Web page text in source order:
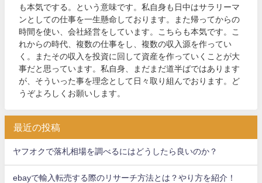
も本気でする。という意味です。私自身も日中はサラリーマ
ンとしての仕事を一生懸命しております。また帰ってからの
時間を使い、会社経営をしています。こちらも本気です。こ
れからの時代、複数の仕事をし、複数の収入源を作ってい
く。またその収入を投資に回して資産を作っていくことが大
事だと思っています。私自身、まだまだ道半ばではあります
が、そういった事を理念として日々取り組んでおります。ど
うぞよろしくお願いします。
最近の投稿
ヤフオクで落札相場を調べるにはどうしたら良いのか？
ebayで輸入転売する際のリサーチ方法とは？やり方を紹介！